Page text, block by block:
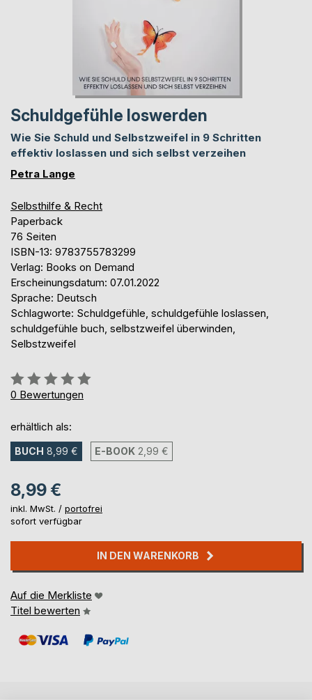
Schuldgefühle loswerden
Wie Sie Schuld und Selbstzweifel in 9 Schritten
effektiv loslassen und sich selbst verzeihen
Petra Lange
Selbsthilfe & Recht
Paperback
76 Seiten
ISBN-13: 9783755783299
Verlag: Books on Demand
Erscheinungsdatum: 07.01.2022
Sprache: Deutsch
Schlagworte: Schuldgefühle, schuldgefühle loslassen,
schuldgefühle buch, selbstzweifel überwinden,
Selbstzweifel
Bewertung::
0%
0 Bewertungen
erhältlich als:
BUCH 8,99 € E-BOOK 2,99 €
8,99 €
inkl. MwSt. / portofrei
sofort verfügbar
IN DEN WARENKORB
Auf die Merkliste
Titel bewerten